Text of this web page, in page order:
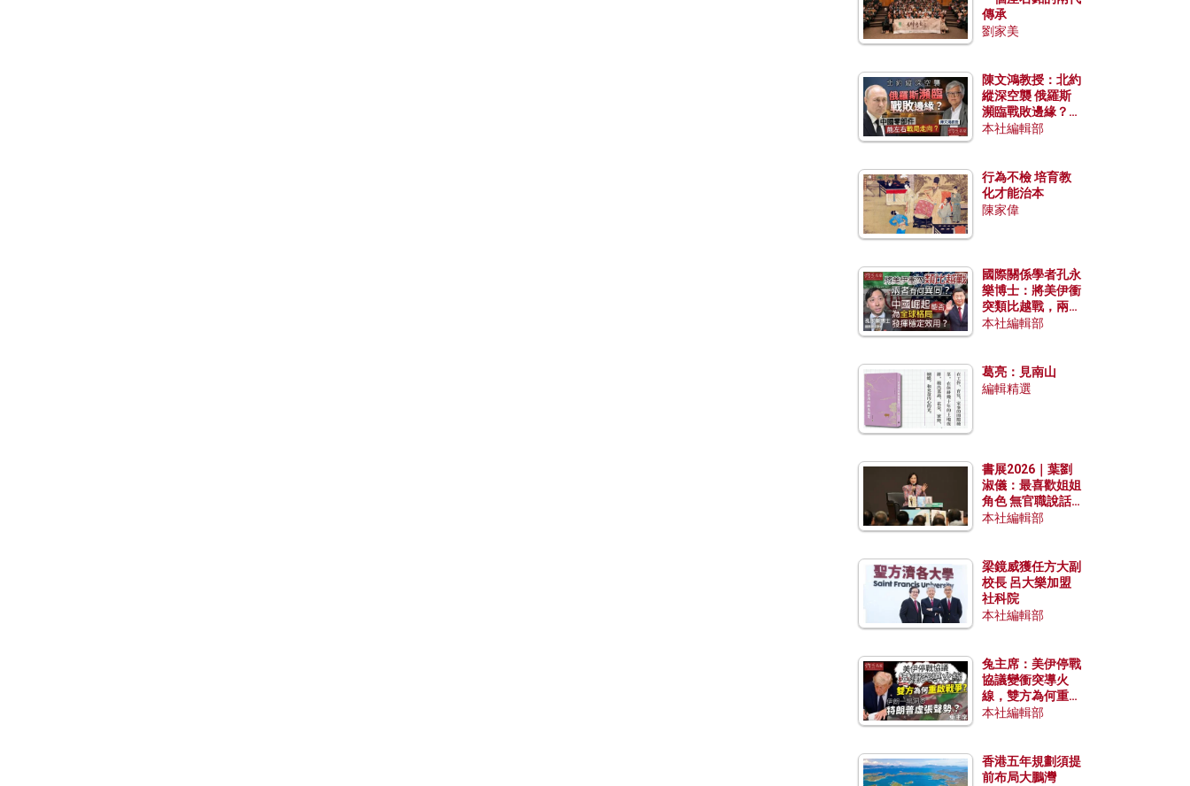
傳承
劉家美
陳文鴻教授：北約
縱深空襲 俄羅斯
瀕臨戰敗邊緣？中
國零部件能左右戰
本社編輯部
行為不檢 培育教
化才能治本
陳家偉
國際關係學者孔永
樂博士：將美伊衝
突類比越戰，兩者
有何異同？中國崛
本社編輯部
葛亮：見南山
編輯精選
書展2026｜葉劉
淑儀：最喜歡姐姐
角色 無官職說話
包袱少
本社編輯部
梁鏡威獲任方大副
校長 呂大樂加盟
社科院
本社編輯部
兔主席：美伊停戰
協議變衝突導火
線，雙方為何重啟
戰爭？伊朗一早洞
本社編輯部
香港五年規劃須提
前布局大鵬灣